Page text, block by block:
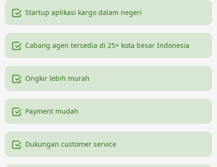
Startup aplikasi kargo dalam negeri
Cabang agen tersedia di 25+ kota besar Indonesia
Ongkir lebih murah
Payment mudah
Dukungan customer service